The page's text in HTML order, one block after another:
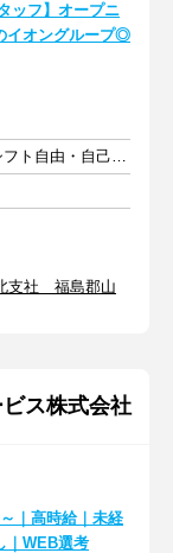
ッフ】オープニ
イオングループ◎
週2日以上 1日4.5時間以上 シフト自由・自己申告
支社 福島郡山
ス株式会社
｜高時給｜未経
｜WEB選考